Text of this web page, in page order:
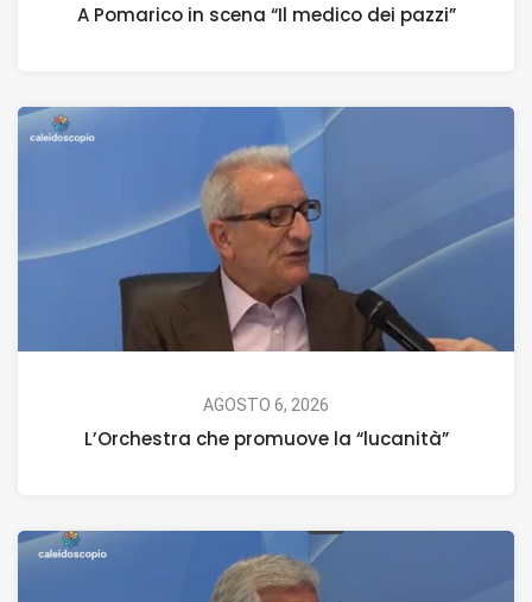
A Pomarico in scena “Il medico dei pazzi”
AGOSTO 6, 2026
L’Orchestra che promuove la “lucanità”